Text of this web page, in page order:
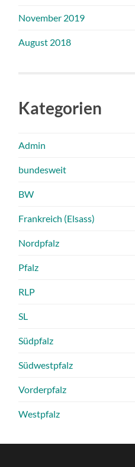
November 2019
August 2018
Kategorien
Admin
bundesweit
BW
Frankreich (Elsass)
Nordpfalz
Pfalz
RLP
SL
Südpfalz
Südwestpfalz
Vorderpfalz
Westpfalz